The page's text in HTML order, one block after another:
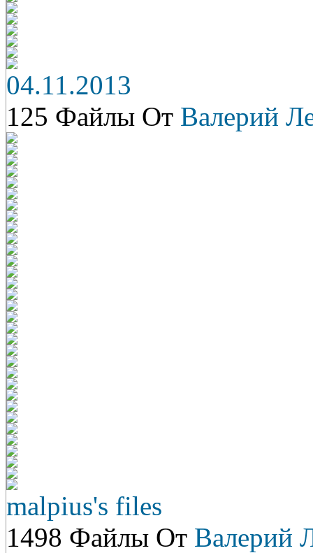
04.11.2013
125 Файлы От Валерий
malpius's files
1498 Файлы От Валерий